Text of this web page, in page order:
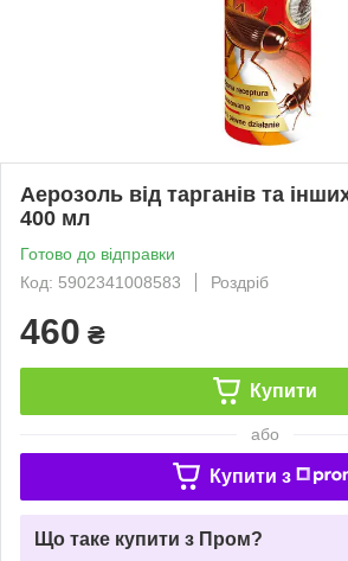
Аерозоль від тарганів та
400 мл
Готово до відправки
Код: 5902341008583
Роздріб
460 ₴
Купити
або
Купити з
Що таке купити з Пром?